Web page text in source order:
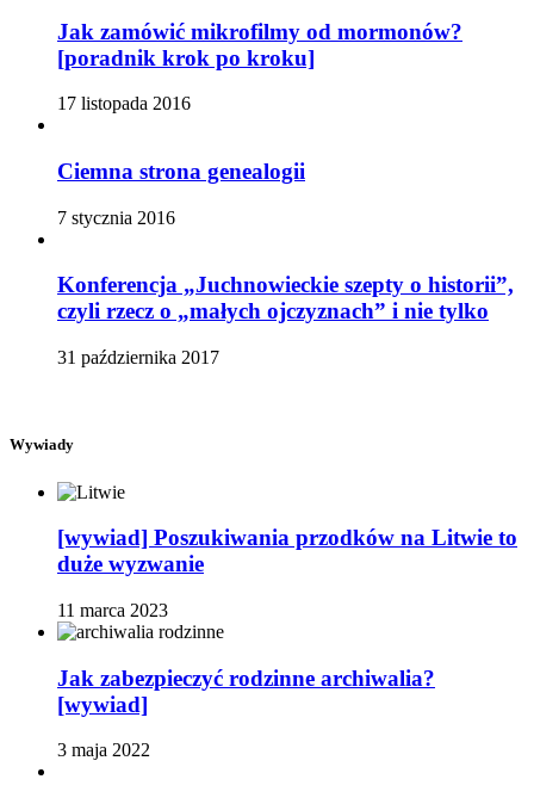
Jak zamówić mikrofilmy od mormonów?
[poradnik krok po kroku]
17 listopada 2016
Ciemna strona genealogii
7 stycznia 2016
Konferencja „Juchnowieckie szepty o historii”,
czyli rzecz o „małych ojczyznach” i nie tylko
31 października 2017
Wywiady
[wywiad] Poszukiwania przodków na Litwie to
duże wyzwanie
11 marca 2023
Jak zabezpieczyć rodzinne archiwalia?
[wywiad]
3 maja 2022